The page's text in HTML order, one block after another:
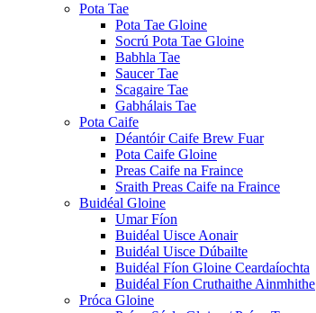
Pota Tae
Pota Tae Gloine
Socrú Pota Tae Gloine
Babhla Tae
Saucer Tae
Scagaire Tae
Gabhálais Tae
Pota Caife
Déantóir Caife Brew Fuar
Pota Caife Gloine
Preas Caife na Fraince
Sraith Preas Caife na Fraince
Buidéal Gloine
Umar Fíon
Buidéal Uisce Aonair
Buidéal Uisce Dúbailte
Buidéal Fíon Gloine Ceardaíochta
Buidéal Fíon Cruthaithe Ainmhithe
Próca Gloine